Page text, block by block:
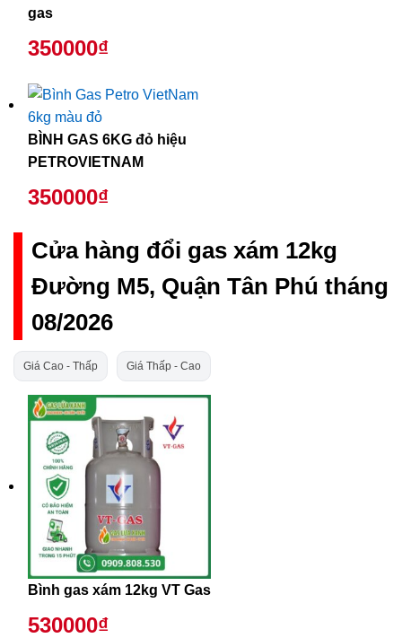
gas
350000₫
BÌNH GAS 6KG đỏ hiệu
PETROVIETNAM
350000₫
Cửa hàng đổi gas xám 12kg
Đường M5, Quận Tân Phú tháng
08/2026
Giá Cao - Thấp Giá Thấp - Cao
Bình gas xám 12kg VT Gas
530000₫